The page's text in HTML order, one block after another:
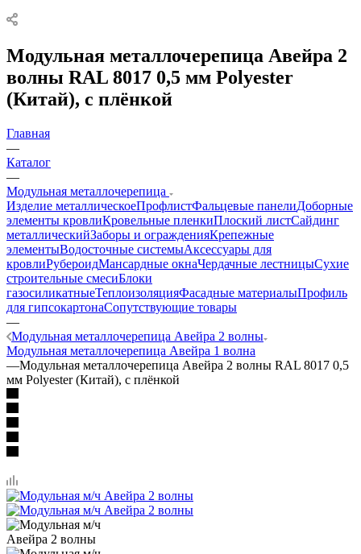
Модульная металлочерепица Авейра 2
волны RAL 8017 0,5 мм Polyester
(Китай), с плёнкой
Главная
—
Каталог
—
Модульная металлочерепица
Изделие металлическоеПрофлистФальцевые панелиДоборные
элементы кровлиКровельные пленкиПлоский листСайдинг
металлическийЗаборы и огражденияКрепежные
элементыВодосточные системыАксессуары для
кровлиРубероидМансардные окнаЧердачные лестницыСухие
строительные смесиБлоки
газосиликатныеТеплоизоляцияФасадные материалыПрофиль
для гипсокартонаСопутствующие товары
—
Модульная металлочерепица Авейра 2 волны
Модульная металлочерепица Авейра 1 волна
—Модульная металлочерепица Авейра 2 волны RAL 8017 0,5
мм Polyester (Китай), с плёнкой